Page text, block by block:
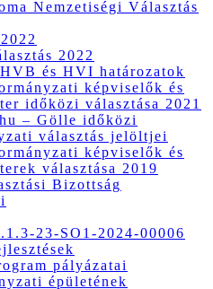
Nemzetiségi Választás
2022
és HVI határozatok
képviselők és
időközi választása 2021
– Gölle időközi
választás jelöltjei
képviselők és
választása 2019
Bizottság
23-SO1-2024-00006
pályázatai
épületének